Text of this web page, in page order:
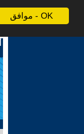
موافق - OK